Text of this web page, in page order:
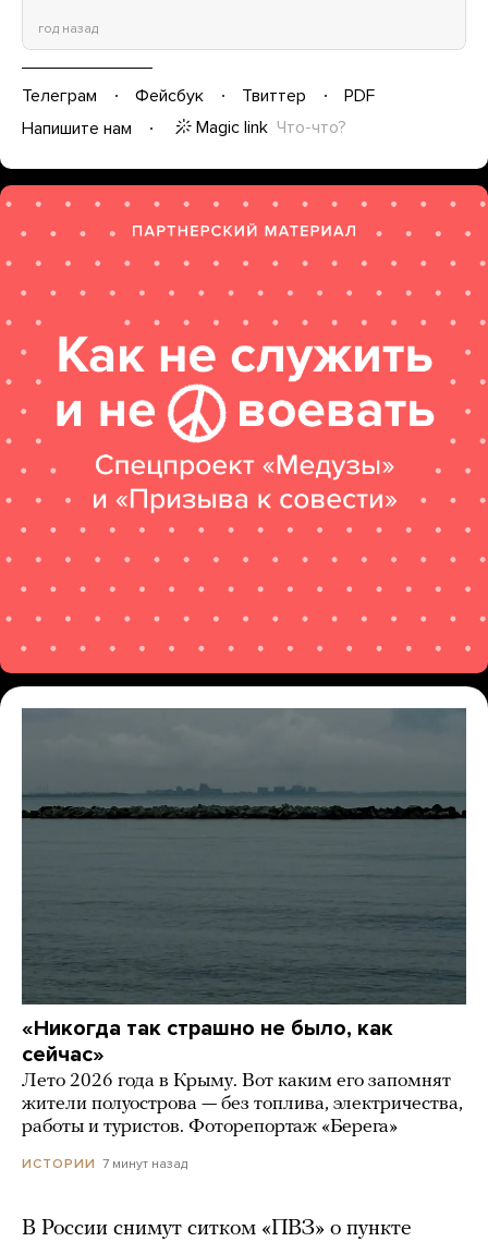
год назад
Телеграм Фейсбук Твиттер
PDF
Напишите нам
Magic link Что-что?
«Никогда так страшно не было, как
сейчас»
Лето 2026 года в Крыму. Вот каким его запомнят
жители полуострова — без топлива, электричества,
работы и туристов. Фоторепортаж «Берега»
ИСТОРИИ 7 минут назад
В России снимут ситком «ПВЗ» о пункте